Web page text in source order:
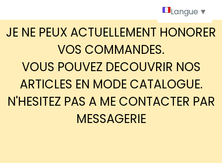
JE NE PEUX ACTUELLEMENT HONORER
VOS COMMANDES.
VOUS POUVEZ DECOUVRIR NOS
ARTICLES EN MODE CATALOGUE.
N'HESITEZ PAS A ME CONTACTER PAR
MESSAGERIE
Langue ▼